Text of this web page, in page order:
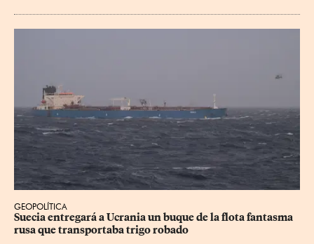
GEOPOLÍTICA
Suecia entregará a Ucrania un buque de la flota fantasma
rusa que transportaba trigo robado